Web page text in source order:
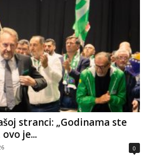
stranci: „Godinama ste
je...
0